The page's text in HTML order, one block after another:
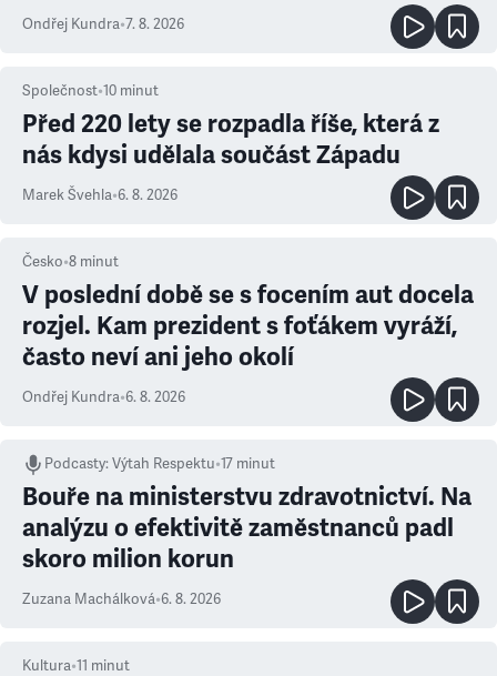
Ondřej Kundra•7. 8. 2026
Společnost•10 minut
Před 220 lety se rozpadla říše, která z
nás kdysi udělala součást Západu
Marek Švehla•6. 8. 2026
Česko•8 minut
V poslední době se s focením aut docela
rozjel. Kam prezident s foťákem vyráží,
často neví ani jeho okolí
Ondřej Kundra•6. 8. 2026
Podcasty:Výtah Respektu•17 minut
Bouře na ministerstvu zdravotnictví. Na
analýzu o efektivitě zaměstnanců padl
skoro milion korun
Zuzana Machálková•6. 8. 2026
Kultura•11 minut